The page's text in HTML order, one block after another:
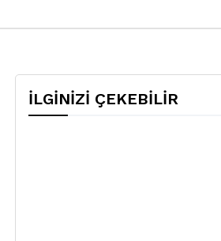
İLGİNİZİ ÇEKEBİLİR